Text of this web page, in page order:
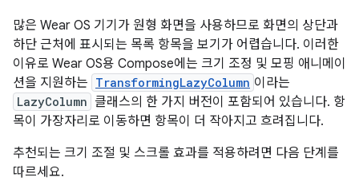
많은 Wear OS 기기가 원형 화면을 사용하므로 화면의 상단과
하단 근처에 표시되는 목록 항목을 보기가 어렵습니다. 이러한
이유로 Wear OS용 Compose에는 크기 조정 및 모핑 애니메이
션을 지원하는 TransformingLazyColumn 이라는
LazyColumn 클래스의 한 가지 버전이 포함되어 있습니다. 항
목이 가장자리로 이동하면 항목이 더 작아지고 흐려집니다.
추천되는 크기 조절 및 스크롤 효과를 적용하려면 다음 단계를
따르세요.